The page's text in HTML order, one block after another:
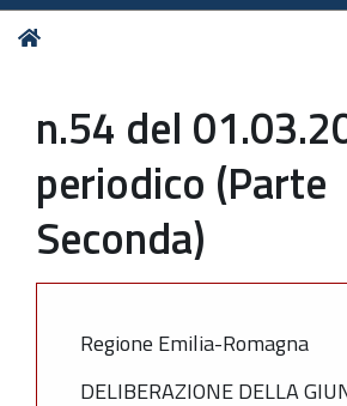
Tu
n.54 del
periodico (Parte
Seconda)
Regione Emilia-Romagna
DELIBERAZIONE DELLA